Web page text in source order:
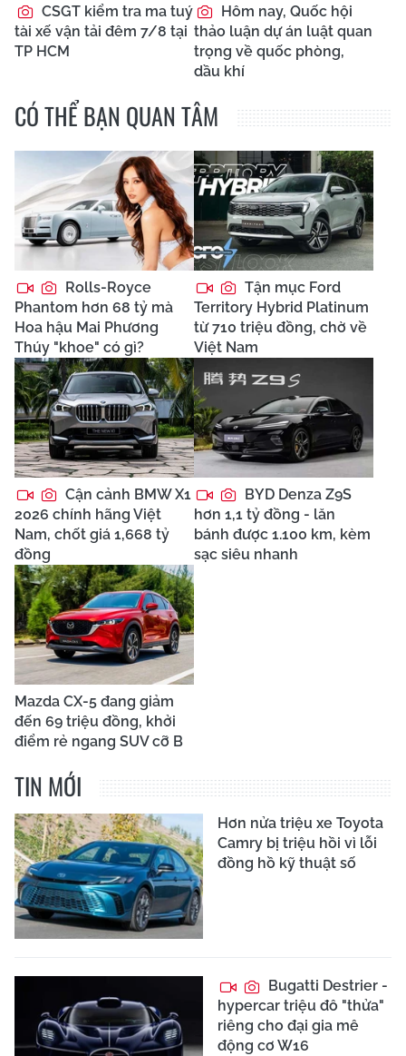
CSGT kiểm tra ma tuý
tài xế vận tải đêm 7/8 tại
TP HCM
Hôm nay, Quốc hội
thảo luận dự án luật quan
trọng về quốc phòng,
dầu khí
CÓ THỂ BẠN QUAN TÂM
Rolls-Royce
Phantom hơn 68 tỷ mà
Hoa hậu Mai Phương
Thúy "khoe" có gì?
Tận mục Ford
Territory Hybrid Platinum
từ 710 triệu đồng, chờ về
Việt Nam
Cận cảnh BMW X1
2026 chính hãng Việt
Nam, chốt giá 1,668 tỷ
đồng
BYD Denza Z9S
hơn 1,1 tỷ đồng - lăn
bánh được 1.100 km, kèm
sạc siêu nhanh
Mazda CX-5 đang giảm
đến 69 triệu đồng, khởi
điểm rẻ ngang SUV cỡ B
TIN MỚI
Hơn nửa triệu xe Toyota
Camry bị triệu hồi vì lỗi
đồng hồ kỹ thuật số
Bugatti Destrier -
hypercar triệu đô "thửa"
riêng cho đại gia mê
động cơ W16